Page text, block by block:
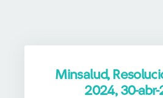
Minsalud,
2024, 30-